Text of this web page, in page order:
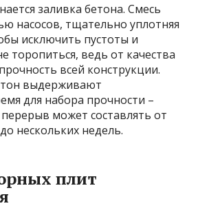
заливка бетона. Смесь
насосов, тщательно уплотняя
исключить пустоты и
торопиться, ведь от качества
всей конструкции.
выдерживают
для набора прочности –
может составлять от
нескольких недель.
плит